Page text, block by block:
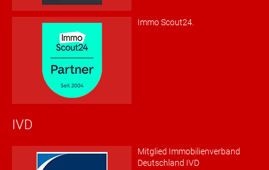
Immo Scout24.
IVD
Mitglied Immobilienverband
Deutschland IVD